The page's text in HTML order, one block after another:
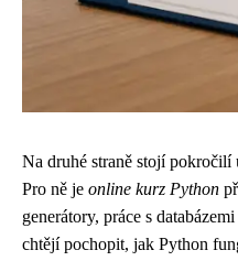
Na druhé straně stojí pokročilí
Pro ně je online kurz Python
generátory, práce s
chtějí pochopit, jak Python